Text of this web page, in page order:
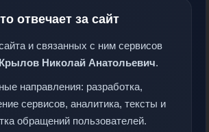
отвечает за сайт
и связанных с ним сервисов
Крылов Николай Анатольевич.
направления: разработка,
сервисов, аналитика, тексты и
обращений пользователей.